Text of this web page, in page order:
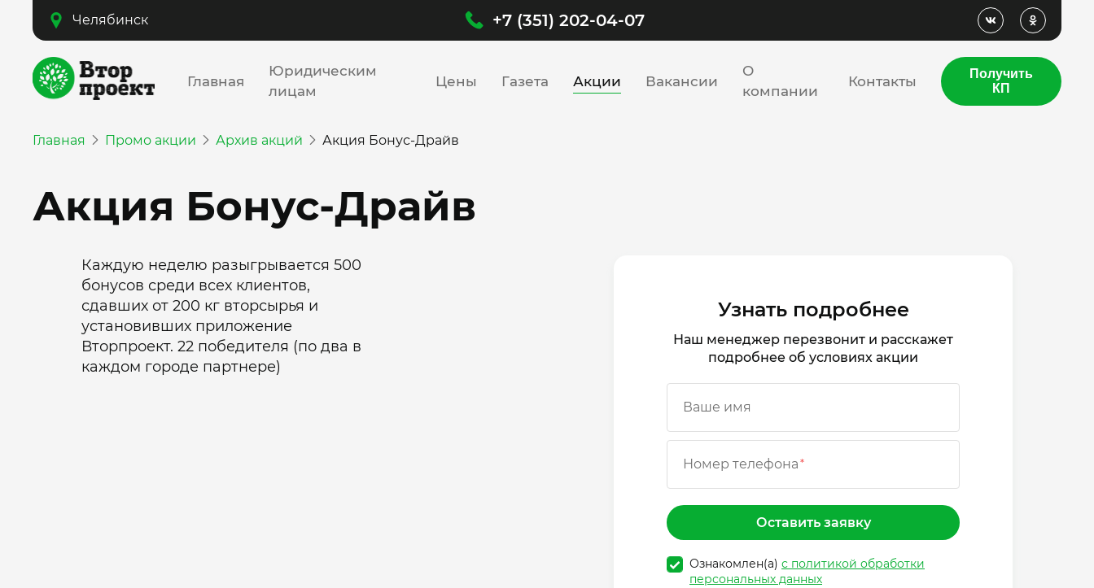
Челябинск +7 (351) 202-04-07
Главная
Юридическим
лицам
Цены Газета Акции Вакансии
О
компании
Контакты
Получить
КП
Главная Промо акции Архив акций Акция Бонус-Драйв
Акция Бонус-Драйв
Каждую неделю разыгрывается 500
бонусов среди всех клиентов,
сдавших от 200 кг вторсырья и
установивших приложение
Вторпроект. 22 победителя (по два в
каждом городе партнере)
Узнать подробнее
Наш менеджер перезвонит и расскажет
подробнее об условиях акции
Ваше имя
Номер телефона*
Оставить заявку
Ознакомлен(а) с политикой обработки
персональных данных